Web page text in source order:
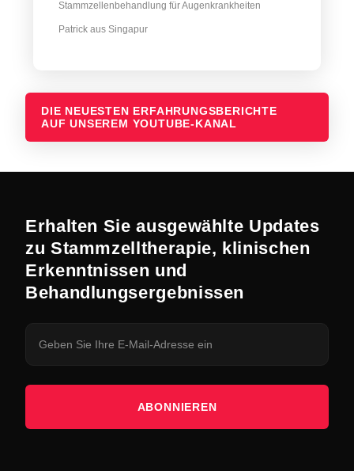
Stammzellenbehandlung für Augenkrankheiten
Patrick aus Singapur
DIE NEUESTEN ERFAHRUNGSBERICHTE
AUF UNSEREM YOUTUBE-KANAL
Erhalten Sie ausgewählte Updates
zu Stammzelltherapie, klinischen
Erkenntnissen und
Behandlungsergebnissen
ABONNIEREN